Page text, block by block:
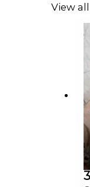
View